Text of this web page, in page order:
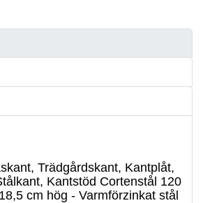
Trädgårdskant, Kantplåt,
Kantstöd Cortenstål 120
cm hög - Varmförzinkat stål